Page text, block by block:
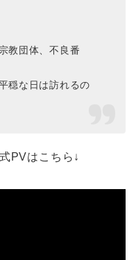
教団体、不良番
穏な日は訪れるの
PVはこちら↓